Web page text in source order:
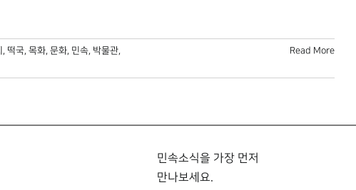
, 떡국, 목화, 문화, 민속, 박물관,
Read More
민속소식을 가장 먼저
만나보세요.